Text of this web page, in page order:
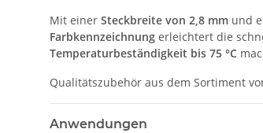
Mit einer Steckbreite von 2,8 mm und
Farbkennzeichnung erleichtert die
Temperaturbeständigkeit bis 75 °C
Qualitätszubehör aus dem Sortiment
Anwendungen